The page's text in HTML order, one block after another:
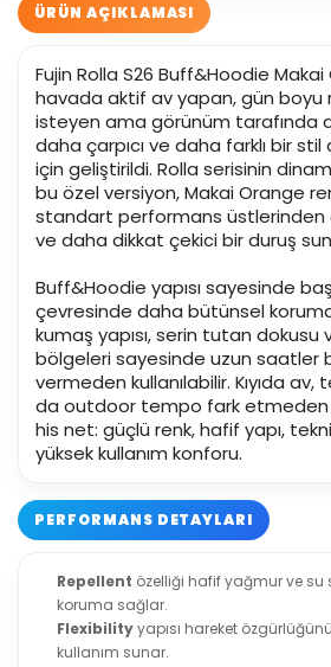
ÜRÜN AÇIKLAMASI
Fujin Rolla S26 Buff&Hoodie Makai
havada aktif av yapan, gün boyu
isteyen ama görünüm tarafında
daha çarpıcı ve daha farklı bir stil
için geliştirildi. Rolla serisinin
bu özel versiyon, Makai Orange
standart performans üstlerinden
ve daha dikkat çekici bir duruş
Buff&Hoodie yapısı sayesinde
çevresinde daha bütünsel
kumaş yapısı, serin tutan dokusu
bölgeleri sayesinde uzun saatler
vermeden kullanılabilir. Kıyıda av,
da outdoor tempo fark etmeden
his net: güçlü renk, hafif yapı,
yüksek kullanım konforu.
PERFORMANS DETAYLARI
Repellent özelliği hafif yağmur ve su
koruma sağlar.
Flexibilityyapısı hareket
kullanım sunar.